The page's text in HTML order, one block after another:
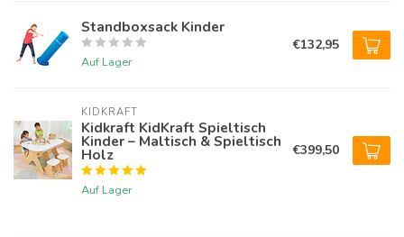
Standboxsack Kinder
Auf Lager
€132,95
KIDKRAFT
Kidkraft KidKraft Spieltisch
Kinder – Maltisch & Spieltisch
Holz
Auf Lager
€399,50